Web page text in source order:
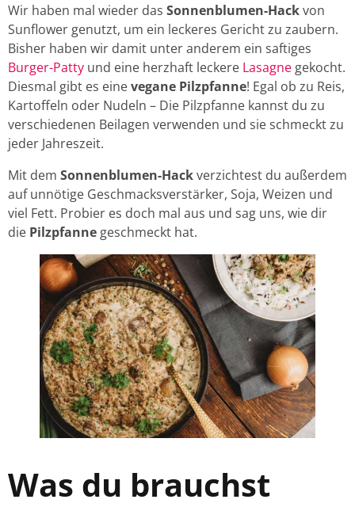
Wir haben mal wieder das Sonnenblumen-Hackvon
Sunflower genutzt, um ein leckeres Gericht zu zaubern.
Bisher haben wir damit unter anderem ein saftiges
Burger-Patty und eine herzhaft leckere Lasagne gekocht.
Diesmal gibt es einevegane Pilzpfanne! Egal ob zu Reis,
Kartoffeln oder Nudeln – Die Pilzpfanne kannst du zu
verschiedenen Beilagen verwenden und sie schmeckt zu
jeder Jahreszeit.
Mit dem Sonnenblumen-Hackverzichtest du außerdem
auf unnötige Geschmacksverstärker, Soja, Weizen und
viel Fett. Probier es doch mal aus und sag uns, wie dir
die Pilzpfanne geschmeckt hat.
Was du brauchst